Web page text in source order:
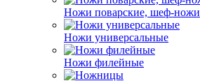
Ножи поварские, шеф-ножи
Ножи универсальные
Ножи филейные